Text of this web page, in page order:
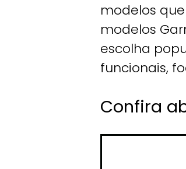
modelos
modelos
escolha
funcionais,
Confira